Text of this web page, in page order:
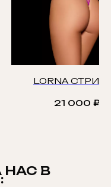
LORNA
21 000 ₽
В